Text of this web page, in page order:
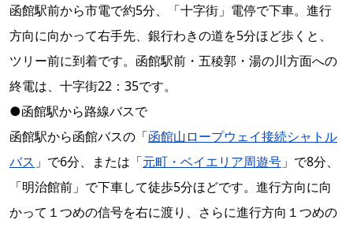
函館駅前から市電で約5分、「十字街」電停で下車。進行
方向に向かって右手先、銀行わきの道を5分ほど歩くと、
ツリー前に到着です。函館駅前・五稜郭・湯の川方面への
終電は、十字街22：35です。
●函館駅から路線バスで
函館駅から函館バスの「函館山ロープウェイ接続シャトル
バス 」で6分、または「元町・ベイエリア周遊号 」で8分、
「明治館前」で下車して徒歩5分ほどです。進行方向に向
かって１つめの信号を右に渡り、さらに進行方向１つめの